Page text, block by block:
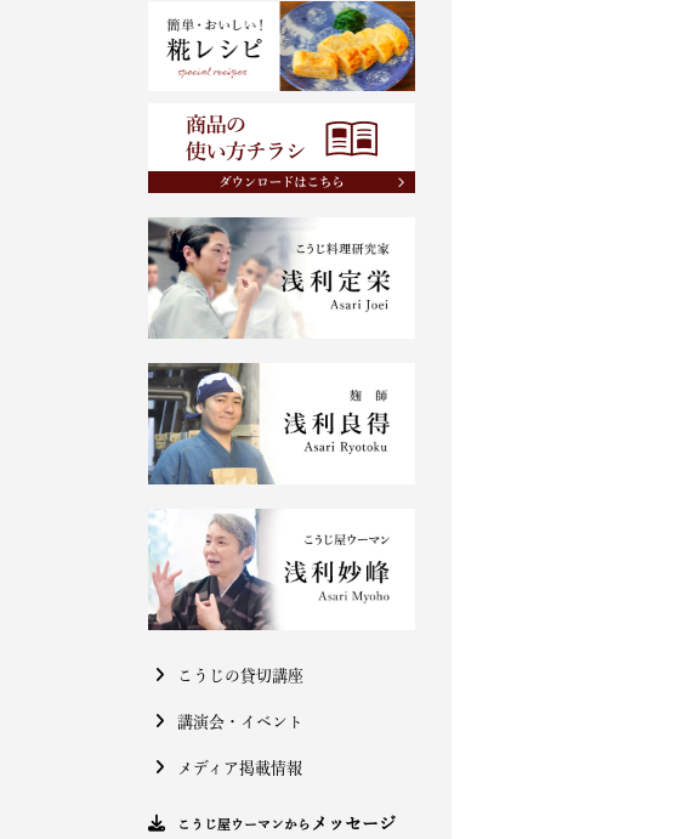
こうじの貸切講座
講演会・イベント
メディア掲載情報
こうじ屋ウーマンから メッセージ